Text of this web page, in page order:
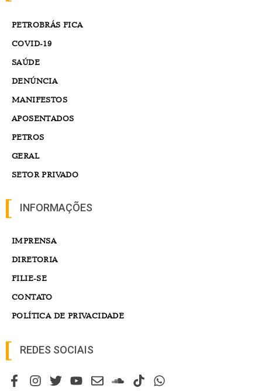
PETROBRÁS FICA
COVID-19
SAÚDE
DENÚNCIA
MANIFESTOS
APOSENTADOS
PETROS
GERAL
SETOR PRIVADO
INFORMAÇÕES
IMPRENSA
DIRETORIA
FILIE-SE
CONTATO
POLÍTICA DE PRIVACIDADE
REDES SOCIAIS